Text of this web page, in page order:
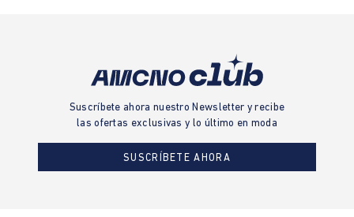
Suscríbete ahora nuestro Newsletter y recibe
las ofertas exclusivas y lo último en moda
SUSCRÍBETE AHORA